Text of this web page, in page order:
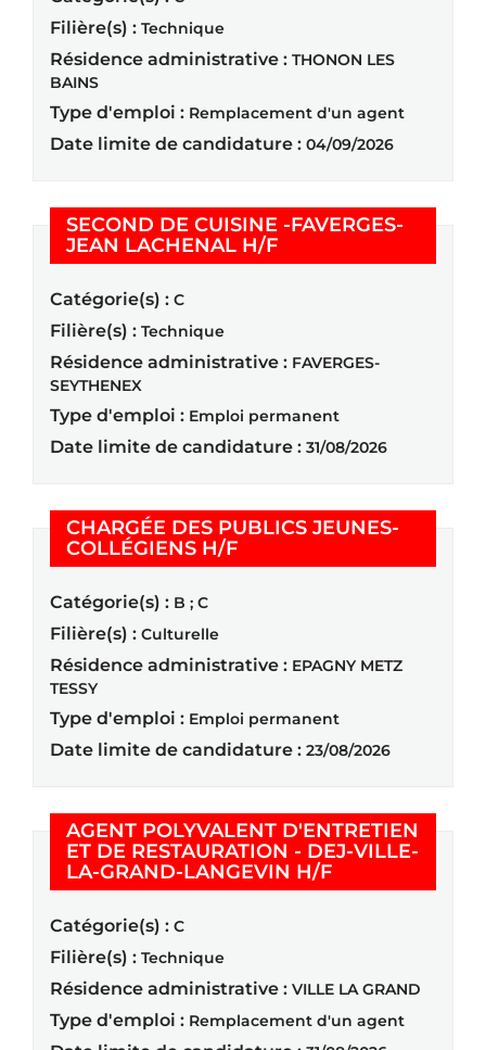
Filière(s) : Technique
Résidence administrative : THONON LES
BAINS
Type d'emploi : Remplacement d'un agent
Date limite de candidature : 04/09/2026
SECOND DE CUISINE -FAVERGES-
JEAN LACHENAL H/F(Nouvelle fenêtre)
Catégorie(s) : C
Filière(s) : Technique
Résidence administrative : FAVERGES-
SEYTHENEX
Type d'emploi : Emploi permanent
Date limite de candidature : 31/08/2026
CHARGÉE DES PUBLICS JEUNES-
COLLÉGIENS H/F(Nouvelle fenêtre)
Catégorie(s) : B ; C
Filière(s) : Culturelle
Résidence administrative : EPAGNY METZ
TESSY
Type d'emploi : Emploi permanent
Date limite de candidature : 23/08/2026
AGENT POLYVALENT D'ENTRETIEN
ET DE RESTAURATION - DEJ-VILLE-
LA-GRAND-LANGEVIN H/F(Nouvelle
Catégorie(s) : C
Filière(s) : Technique
Résidence administrative : VILLE LA GRAND
Type d'emploi : Remplacement d'un agent